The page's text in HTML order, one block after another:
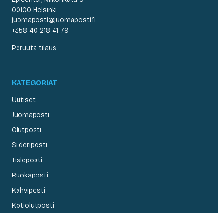
00100 Helsinki
juomaposti@juomaposti.fi
+358 40 218 41 79
Peruuta tilaus
KATEGORIAT
Uutiset
Juomaposti
Olutposti
Siideriposti
Tisleposti
Ruokaposti
Kahviposti
Kotiolutposti